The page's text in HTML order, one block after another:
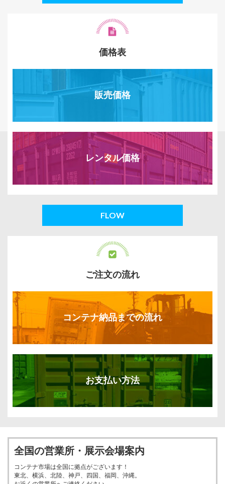
価格表
販売価格
レンタル価格
FLOW
ご注文の流れ
コンテナ納品までの流れ
お支払い方法
全国の営業所・展示会場案内
コンテナ市場は全国に拠点がございます！
東北、横浜、北陸、神戸、四国、福岡、沖縄。